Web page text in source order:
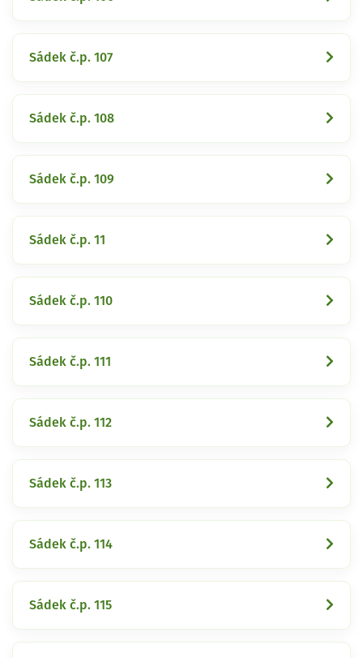
Sádek č.p. 107
Sádek č.p. 108
Sádek č.p. 109
Sádek č.p. 11
Sádek č.p. 110
Sádek č.p. 111
Sádek č.p. 112
Sádek č.p. 113
Sádek č.p. 114
Sádek č.p. 115